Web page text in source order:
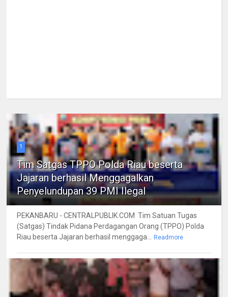
1
Tim Satgas TPPO Polda Riau beserta
Jajaran berhasil Menggagalkan
Penyelundupan 39 PMI Ilegal
PEKANBARU - CENTRALPUBLIK.COM Tim Satuan Tugas
(Satgas) Tindak Pidana Perdagangan Orang (TPPO) Polda
Riau beserta Jajaran berhasil menggaga...
Readmore